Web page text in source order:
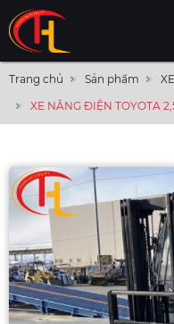
Trang chủ Sản phẩm
XE NÂNG ĐIỆN TOYOTA